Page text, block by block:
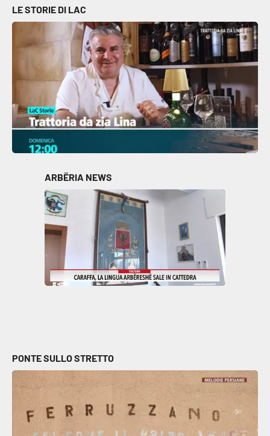
LE STORIE DI LAC
ARBËRIA NEWS
PONTE SULLO STRETTO